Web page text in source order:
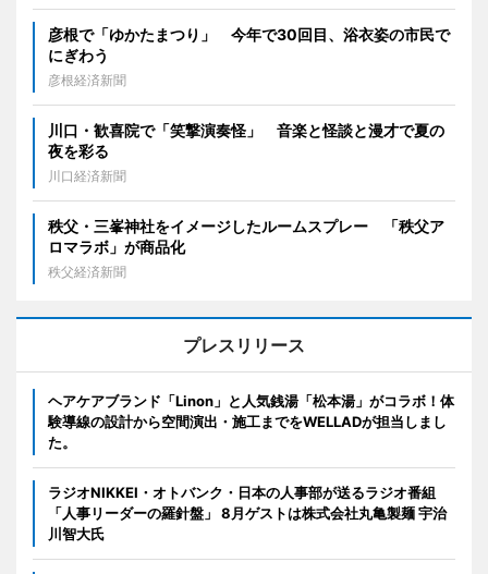
彦根で「ゆかたまつり」 今年で30回目、浴衣姿の市民で
にぎわう
彦根経済新聞
川口・歓喜院で「笑撃演奏怪」 音楽と怪談と漫才で夏の
夜を彩る
川口経済新聞
秩父・三峯神社をイメージしたルームスプレー 「秩父ア
ロマラボ」が商品化
秩父経済新聞
プレスリリース
ヘアケアブランド「Linon」と人気銭湯「松本湯」がコラボ！体
験導線の設計から空間演出・施工までをWELLADが担当しまし
た。
ラジオNIKKEI・オトバンク・日本の人事部が送るラジオ番組
「人事リーダーの羅針盤」 8月ゲストは株式会社丸亀製麺 宇治
川智大氏